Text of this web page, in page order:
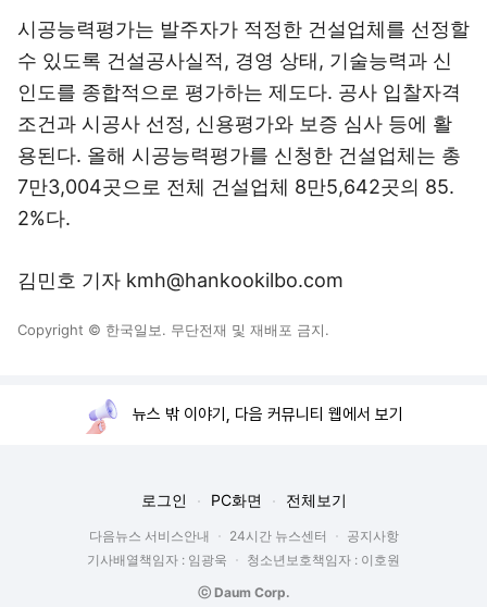
시공능력평가는 발주자가 적정한 건설업체를 선정할
수 있도록 건설공사실적, 경영 상태, 기술능력과 신
인도를 종합적으로 평가하는 제도다. 공사 입찰자격
조건과 시공사 선정, 신용평가와 보증 심사 등에 활
용된다. 올해 시공능력평가를 신청한 건설업체는 총
7만3,004곳으로 전체 건설업체 8만5,642곳의 85.
2%다.
김민호 기자 kmh@hankookilbo.com
Copyright © 한국일보. 무단전재 및 재배포 금지.
뉴스 밖 이야기, 다음 커뮤니티 웹에서 보기
로그인 PC화면 전체보기
다음뉴스 서비스안내 24시간 뉴스센터
공지사항
기사배열책임자 : 임광욱
청소년보호책임자 : 이호원
ⓒ Daum Corp.